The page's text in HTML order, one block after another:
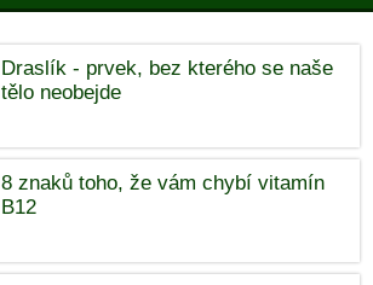
Draslík - prvek, bez kterého se naše
tělo neobejde
8 znaků toho, že vám chybí vitamín
B12